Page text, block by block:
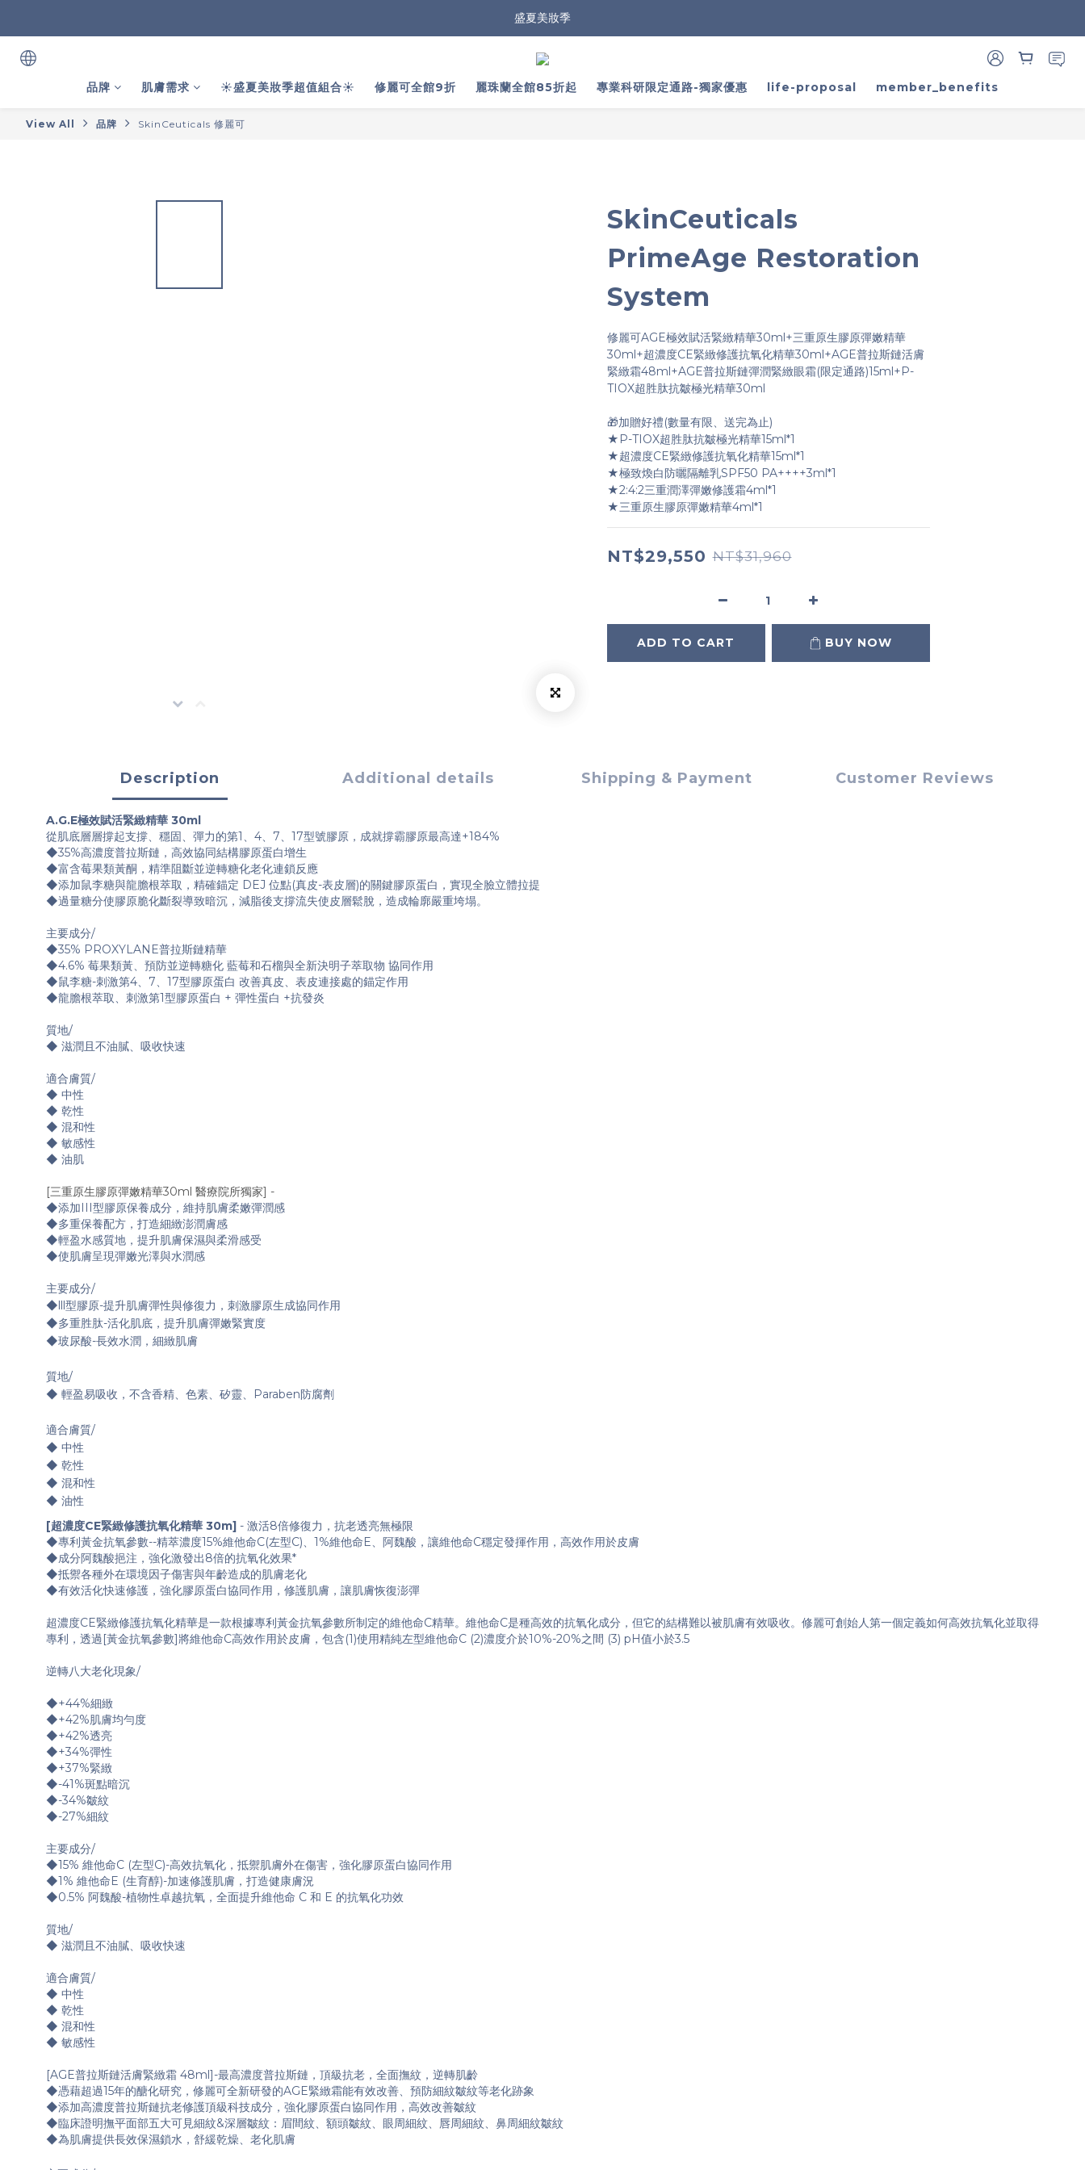
盛夏美妝季
品牌 肌膚需求 ☀️盛夏美妝季超值組合☀️ 修麗可全館9折 麗珠蘭全館85折起 專業科研限定通路-獨家優惠 life-proposal member_benefits
View All 品牌 SkinCeuticals 修麗可
SkinCeuticals
PrimeAge Restoration
System
修麗可AGE極效賦活緊緻精華30ml+三重原生膠原彈嫩精華
30ml+超濃度CE緊緻修護抗氧化精華30ml+AGE普拉斯鏈活膚
緊緻霜48ml+AGE普拉斯鏈彈潤緊緻眼霜(限定通路)15ml+P-
TIOX超胜肽抗皺極光精華30ml
🎁加贈好禮(數量有限、送完為止)
★P-TIOX超胜肽抗皺極光精華15ml*1
★超濃度CE緊緻修護抗氧化精華15ml*1
★極致煥白防曬隔離乳SPF50 PA++++3ml*1
★2:4:2三重潤澤彈嫩修護霜4ml*1
★三重原生膠原彈嫩精華4ml*1
NT$29,550 NT$31,960
ADD TO CART BUY NOW
Description Additional details Shipping & Payment Customer Reviews
A.G.E極效賦活緊緻精華 30ml
從肌底層層撐起支撐、穩固、彈力的第1、4、7、17型號膠原，成就撐霸膠原最高達+184%
◆35%高濃度普拉斯鏈，高效協同結構膠原蛋白增生
◆富含莓果類黃酮，精準阻斷並逆轉糖化老化連鎖反應
◆添加鼠李糖與龍膽根萃取，精確錨定 DEJ 位點(真皮-表皮層)的關鍵膠原蛋白，實現全臉立體拉提
◆過量糖分使膠原脆化斷裂導致暗沉，減脂後支撐流失使皮層鬆脫，造成輪廓嚴重垮塌。
主要成分/
◆35% PROXYLANE普拉斯鏈精華
◆4.6% 莓果類黃、預防並逆轉糖化 藍莓和石榴與全新決明子萃取物 協同作用
◆鼠李糖-刺激第4、7、17型膠原蛋白 改善真皮、表皮連接處的錨定作用
◆龍膽根萃取、刺激第1型膠原蛋白 + 彈性蛋白 +抗發炎
質地/
◆ 滋潤且不油膩、吸收快速
適合膚質/
◆ 中性
◆ 乾性
◆ 混和性
◆ 敏感性
◆ 油肌
[三重原生膠原彈嫩精華30ml 醫療院所獨家] -
◆添加III型膠原保養成分，維持肌膚柔嫩彈潤感
◆多重保養配方，打造細緻澎潤膚感
◆輕盈水感質地，提升肌膚保濕與柔滑感受
◆使肌膚呈現彈嫩光澤與水潤感
主要成分/
◆lll型膠原-提升肌膚彈性與修復力，刺激膠原生成協同作用
◆多重胜肽-活化肌底，提升肌膚彈嫩緊實度
◆玻尿酸-長效水潤，細緻肌膚
質地/
◆ 輕盈易吸收，不含香精、色素、矽靈、Paraben防腐劑
適合膚質/
◆ 中性
◆ 乾性
◆ 混和性
◆ 油性
[超濃度CE緊緻修護抗氧化精華 30m] - 激活8倍修復力，抗老透亮無極限
◆專利黃金抗氧參數--精萃濃度15%維他命C(左型C)、1%維他命E、阿魏酸，讓維他命C穩定發揮作用，高效作用於皮膚
◆成分阿魏酸挹注，強化激發出8倍的抗氧化效果*
◆抵禦各種外在環境因子傷害與年齡造成的肌膚老化
◆有效活化快速修護，強化膠原蛋白協同作用，修護肌膚，讓肌膚恢復澎彈
超濃度CE緊緻修護抗氧化精華是一款根據專利黃金抗氧參數所制定的維他命C精華。維他命C是種高效的抗氧化成分，但它的結構難以被肌膚有效吸收。修麗可創始人第一個定義如何高效抗氧化並取得
專利，透過[黃金抗氧參數]將維他命C高效作用於皮膚，包含(1)使用精純左型維他命C (2)濃度介於10%-20%之間 (3) pH值小於3.5
逆轉八大老化現象/
◆+44%細緻
◆+42%肌膚均勻度
◆+42%透亮
◆+34%彈性
◆+37%緊緻
◆-41%斑點暗沉
◆-34%皺紋
◆-27%細紋
主要成分/
◆15% 維他命C (左型C)-高效抗氧化，抵禦肌膚外在傷害，強化膠原蛋白協同作用
◆1% 維他命E (生育醇)-加速修護肌膚，打造健康膚況
◆0.5% 阿魏酸-植物性卓越抗氧，全面提升維他命 C 和 E 的抗氧化功效
質地/
◆ 滋潤且不油膩、吸收快速
適合膚質/
◆ 中性
◆ 乾性
◆ 混和性
◆ 敏感性
[AGE普拉斯鏈活膚緊緻霜 48ml]-最高濃度普拉斯鏈，頂級抗老，全面撫紋，逆轉肌齡
◆憑藉超過15年的醣化研究，修麗可全新研發的AGE緊緻霜能有效改善、預防細紋皺紋等老化跡象
◆添加高濃度普拉斯鏈抗老修護頂級科技成分，強化膠原蛋白協同作用，高效改善皺紋
◆臨床證明撫平面部五大可見細紋&深層皺紋：眉間紋、額頭皺紋、眼周細紋、唇周細紋、鼻周細紋皺紋
◆為肌膚提供長效保濕鎖水，舒緩乾燥、老化肌膚
BUY NOW